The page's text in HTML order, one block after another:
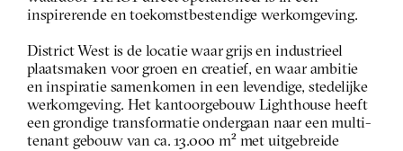
inspirerende en toekomstbestendige werkomgeving.
District West is de locatie waar grijs en industrieel
plaatsmaken voor groen en creatief, en waar ambitie
en inspiratie samenkomen in een levendige, stedelijke
werkomgeving. Het kantoorgebouw Lighthouse heeft
een grondige transformatie ondergaan naar een multi-
tenant gebouw van ca. 13.000 m² met uitgebreide